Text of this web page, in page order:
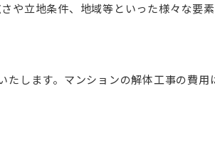
や立地条件、地域等といった様々な要
たします。マンションの解体工事の費用